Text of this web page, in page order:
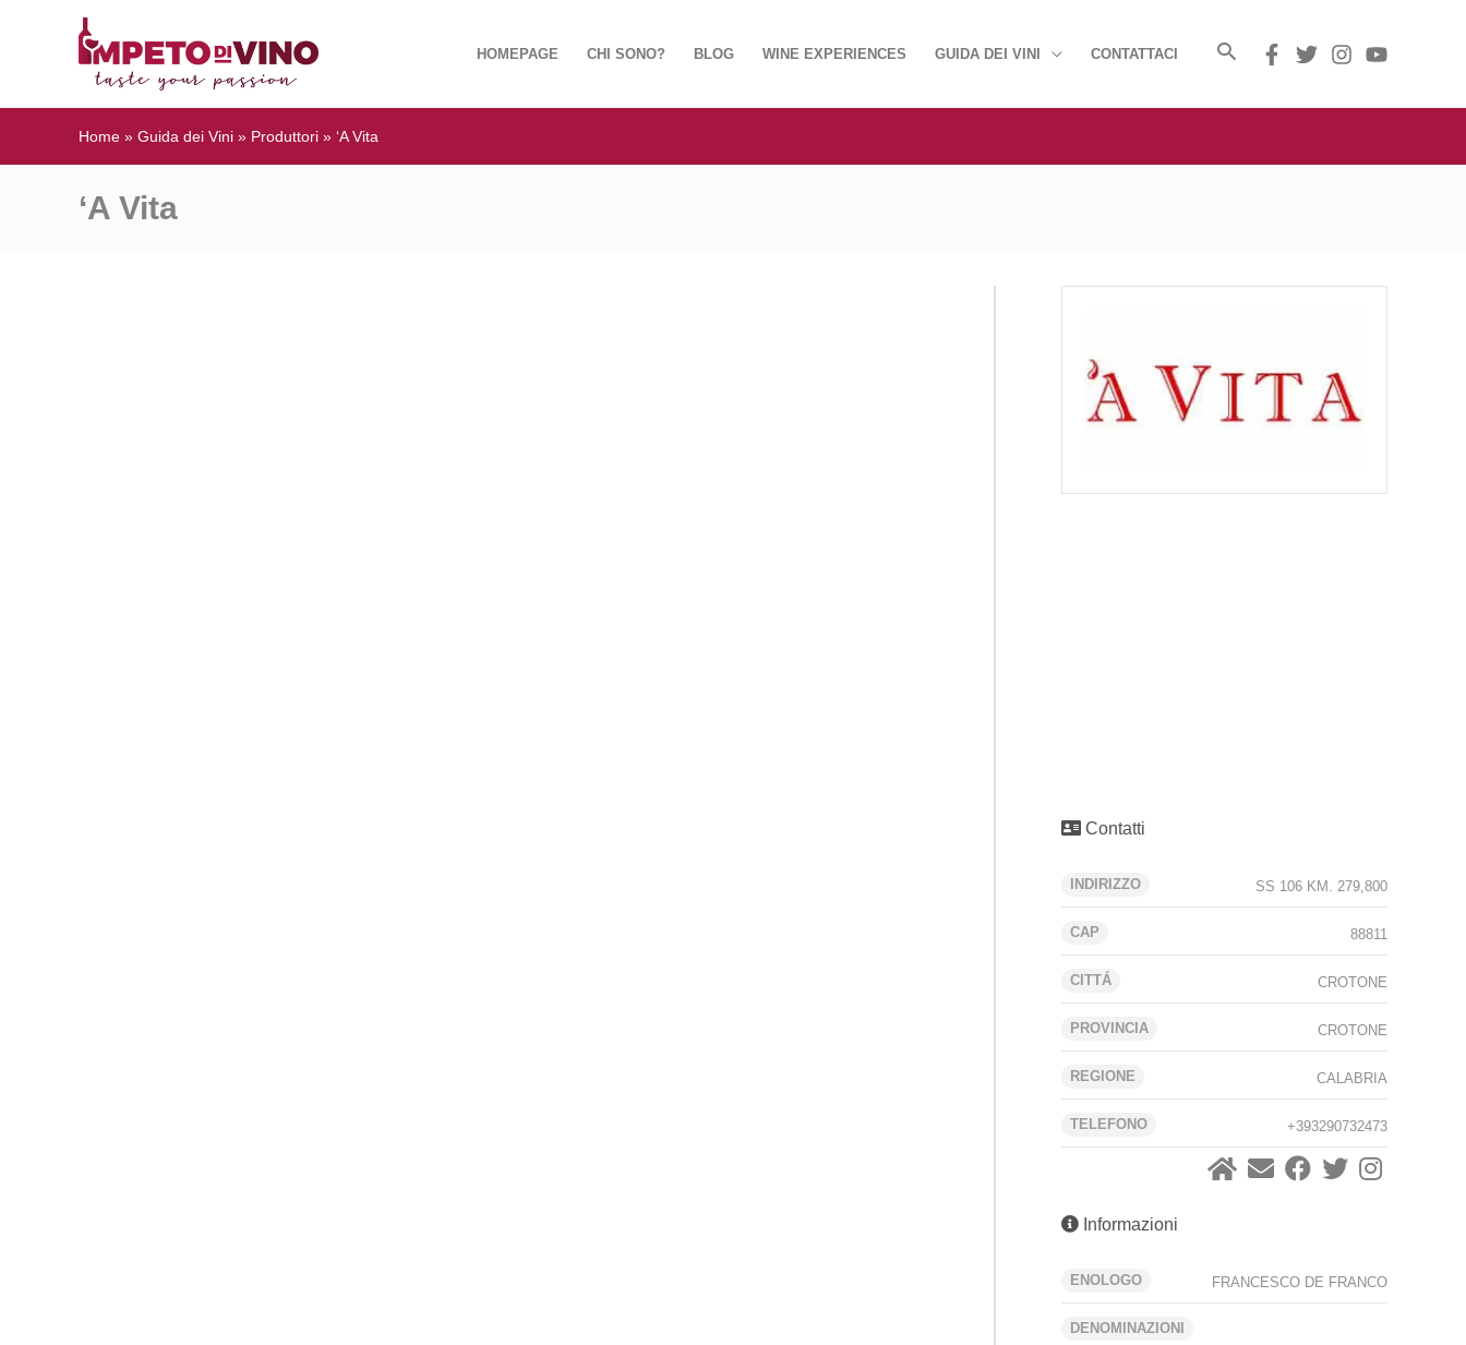
HOMEPAGE CHI SONO? BLOG WINE EXPERIENCES GUIDA DEI VINI CONTATTACI
Home » Guida dei Vini » Produttori » ‘A Vita
‘A Vita
Contatti
INDIRIZZO SS 106 KM. 279,800
CAP 88811
CITTÁ CROTONE
PROVINCIA CROTONE
REGIONE CALABRIA
TELEFONO +393290732473
Informazioni
ENOLOGO FRANCESCO DE FRANCO
DENOMINAZIONI